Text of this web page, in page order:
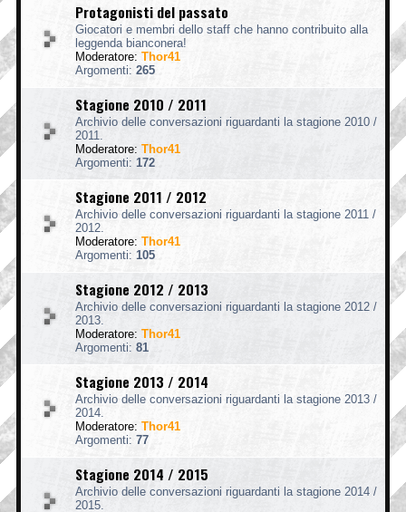
Protagonisti del passato
Giocatori e membri dello staff che hanno contribuito alla
leggenda bianconera!
Moderatore: Thor41
Argomenti: 265
Stagione 2010 / 2011
Archivio delle conversazioni riguardanti la stagione 2010 /
2011.
Moderatore: Thor41
Argomenti: 172
Stagione 2011 / 2012
Archivio delle conversazioni riguardanti la stagione 2011 /
2012.
Moderatore: Thor41
Argomenti: 105
Stagione 2012 / 2013
Archivio delle conversazioni riguardanti la stagione 2012 /
2013.
Moderatore: Thor41
Argomenti: 81
Stagione 2013 / 2014
Archivio delle conversazioni riguardanti la stagione 2013 /
2014.
Moderatore: Thor41
Argomenti: 77
Stagione 2014 / 2015
Archivio delle conversazioni riguardanti la stagione 2014 /
2015.